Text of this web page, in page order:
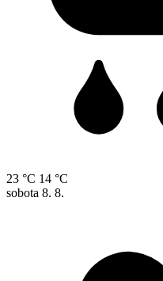
23 °C 14 °C
sobota 8. 8.